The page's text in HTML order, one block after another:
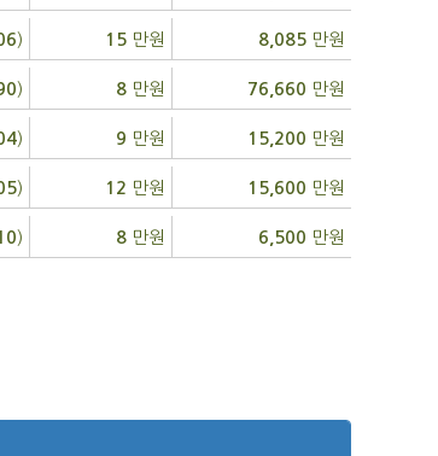
) 15 만원 8,085만원
) 8 만원 76,660 만원
) 9 만원 15,200 만원
) 12 만원 15,600 만원
) 8 만원 6,500 만원